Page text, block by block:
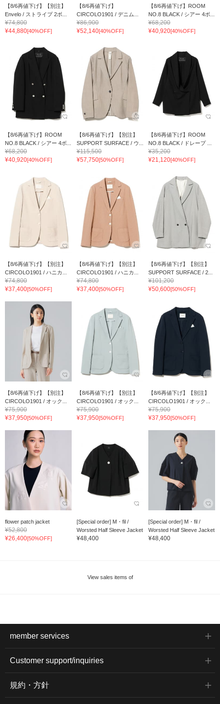
【8/6再値下げ】【別注】
Envelo / ストライプ 2ボ...
¥74,800
¥44,880[40%OFF]
【8/6再値下げ】
CIRCOLO1901 / デニム...
¥86,900
¥52,140[40%OFF]
【8/6再値下げ】ROOM
NO.8 BLACK / シアー 4ボ...
¥68,200
¥40,920[40%OFF]
【8/6再値下げ】ROOM
NO.8 BLACK / シアー 4ボ...
¥68,200
¥40,920[40%OFF]
【8/6再値下げ】【別注】
SUPPORT SURFACE / ウ...
¥115,500
¥57,750[50%OFF]
【8/6再値下げ】ROOM
NO.8 BLACK / ドレープ ...
¥35,200
¥21,120[40%OFF]
【8/6再値下げ】【別注】
CIRCOLO1901 / ハニカ...
¥74,800
¥37,400[50%OFF]
【8/6再値下げ】【別注】
CIRCOLO1901 / ハニカ...
¥74,800
¥37,400[50%OFF]
【8/6再値下げ】【別注】
SUPPORT SURFACE / 2...
¥101,200
¥50,600[50%OFF]
【8/6再値下げ】【別注】
CIRCOLO1901 / オック...
¥75,900
¥37,950[50%OFF]
【8/6再値下げ】【別注】
CIRCOLO1901 / オック...
¥75,900
¥37,950[50%OFF]
【8/6再値下げ】【別注】
CIRCOLO1901 / オック...
¥75,900
¥37,950[50%OFF]
flower patch jacket
¥52,800
¥26,400[50%OFF]
[Special order] M・fil /
Worsted Half Sleeve Jacket
¥48,400
[Special order] M・fil /
Worsted Half Sleeve Jacket
¥48,400
View sales items of
member services
Customer support/inquiries
規約・方針